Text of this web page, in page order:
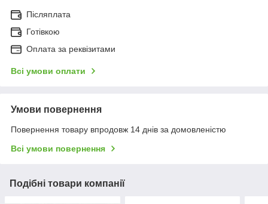
Післяплата
Готівкою
Оплата за реквізитами
Всі умови оплати
Умови повернення
Повернення товару впродовж 14 днів за домовленістю
Всі умови повернення
Подібні товари компанії